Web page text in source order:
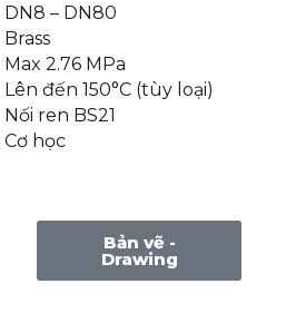
DN8 – DN80
Brass
Max 2.76 MPa
Lên đến 150°C (tùy loại)
Nối ren BS21
Cơ học
Bản vẽ -
Drawing